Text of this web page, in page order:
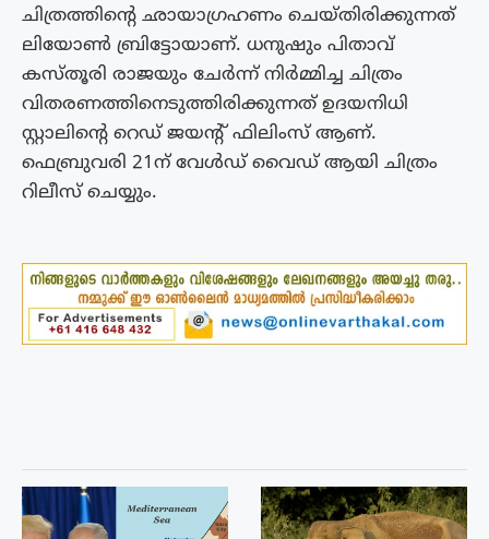
ചിത്രത്തിന്റെ ഛായാഗ്രഹണം ചെയ്തിരിക്കുന്നത്
ലിയോൺ ബ്രിട്ടോയാണ്. ധനുഷും പിതാവ്
കസ്തൂരി രാജയും ചേർന്ന് നിർമ്മിച്ച ചിത്രം
വിതരണത്തിനെടുത്തിരിക്കുന്നത് ഉദയനിധി
സ്റ്റാലിന്റെ റെഡ് ജയന്റ് ഫിലിംസ് ആണ്.
ഫെബ്രുവരി 21ന് വേൾഡ് വൈഡ് ആയി ചിത്രം
റിലീസ് ചെയ്യും.